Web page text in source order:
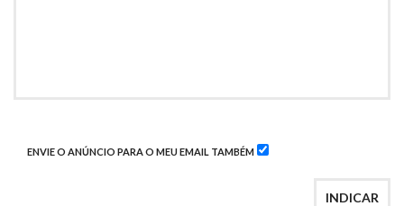
ENVIE O ANÚNCIO PARA O MEU EMAIL TAMBÉM
INDICAR